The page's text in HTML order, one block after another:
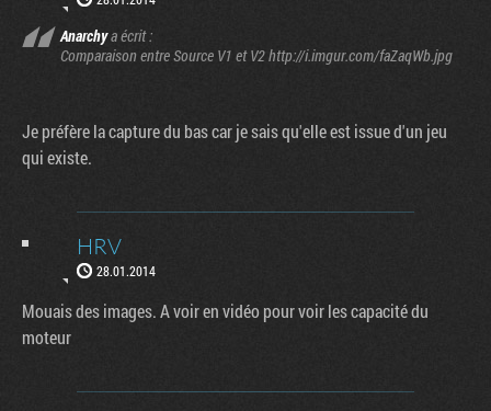
Anarchya écrit :
Comparaison entre Source V1 et V2 http://i.imgur.com/faZaqWb.jpg
Je préfère la capture du bas car je sais qu'elle est issue d'un jeu
qui existe.
HRV
28.01.2014
Mouais des images. A voir en vidéo pour voir les capacité du
moteur